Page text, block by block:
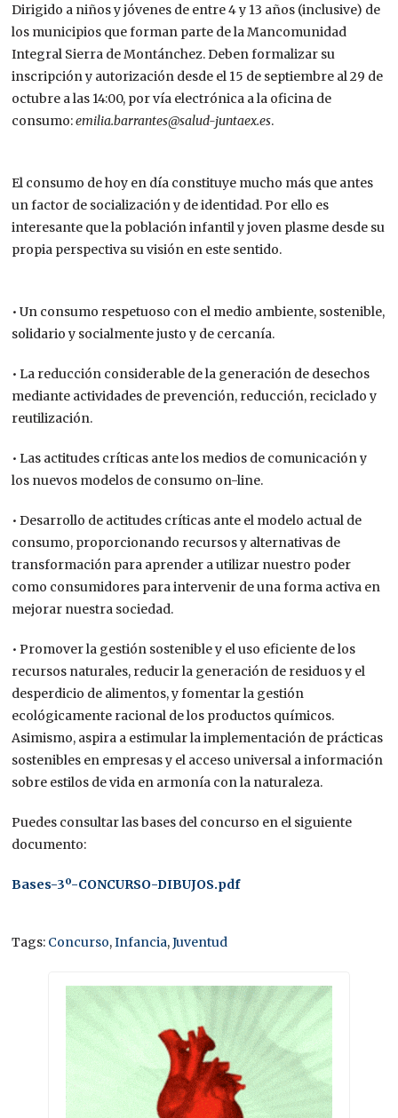
Dirigido a niños y jóvenes de entre 4 y 13 años (inclusive) de
los municipios que forman parte de la Mancomunidad
Integral Sierra de Montánchez. Deben formalizar su
inscripción y autorización desde el 15 de septiembre al 29 de
octubre a las 14:00, por vía electrónica a la oficina de
consumo:emilia.barrantes@salud-juntaex.es.
El consumo de hoy en día constituye mucho más que antes
un factor de socialización y de identidad. Por ello es
interesante que la población infantil y joven plasme desde su
propia perspectiva su visión en este sentido.
• Un consumo respetuoso con el medio ambiente, sostenible,
solidario y socialmente justo y de cercanía.
• La reducción considerable de la generación de desechos
mediante actividades de prevención, reducción, reciclado y
reutilización.
• Las actitudes críticas ante los medios de comunicación y
los nuevos modelos de consumo on-line.
• Desarrollo de actitudes críticas ante el modelo actual de
consumo, proporcionando recursos y alternativas de
transformación para aprender a utilizar nuestro poder
como consumidores para intervenir de una forma activa en
mejorar nuestra sociedad.
• Promover la gestión sostenible y el uso eficiente de los
recursos naturales, reducir la generación de residuos y el
desperdicio de alimentos, y fomentar la gestión
ecológicamente racional de los productos químicos.
Asimismo, aspira a estimular la implementación de prácticas
sostenibles en empresas y el acceso universal a información
sobre estilos de vida en armonía con la naturaleza.
Puedes consultar las bases del concurso en el siguiente
documento:
Bases-3º-CONCURSO-DIBUJOS.pdf
Tags: Concurso,Infancia,Juventud